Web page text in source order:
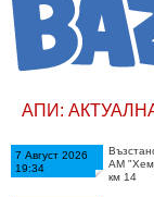
АПИ:
7 Август 2026
19:34
АМ
км 14